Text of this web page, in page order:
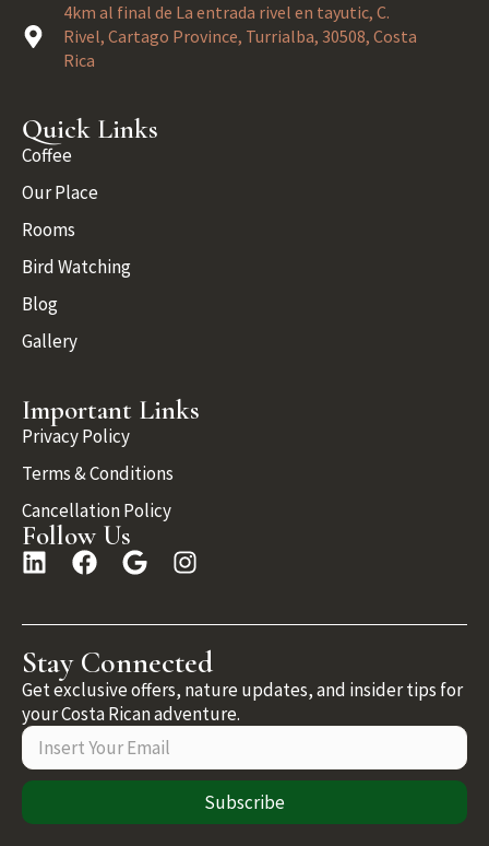
4km al final de La entrada rivel en tayutic, C.
Rivel, Cartago Province, Turrialba, 30508, Costa
Rica
Quick Links
Coffee
Our Place
Rooms
Bird Watching
Blog
Gallery
Important Links
Privacy Policy
Terms & Conditions
Cancellation Policy
Follow Us
Stay Connected
Get exclusive offers, nature updates, and insider tips for
your Costa Rican adventure.
Subscribe